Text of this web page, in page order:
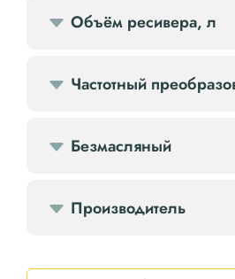
Объём ресивера, л
Частотный
Безмасляный
Производитель